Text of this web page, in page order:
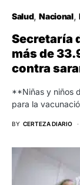
Salud Nacional
Secretaría
más de
contra
**Niñas y niños
para la
BY CERTEZA DIARIO